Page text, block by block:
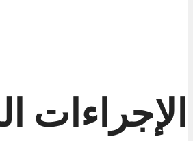
الإجراءات